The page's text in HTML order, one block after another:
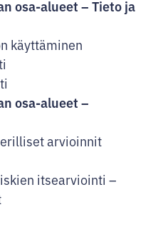
osa-alueet – Tieto ja
käyttäminen
osa-alueet –
arvioinnit
itsearviointi –